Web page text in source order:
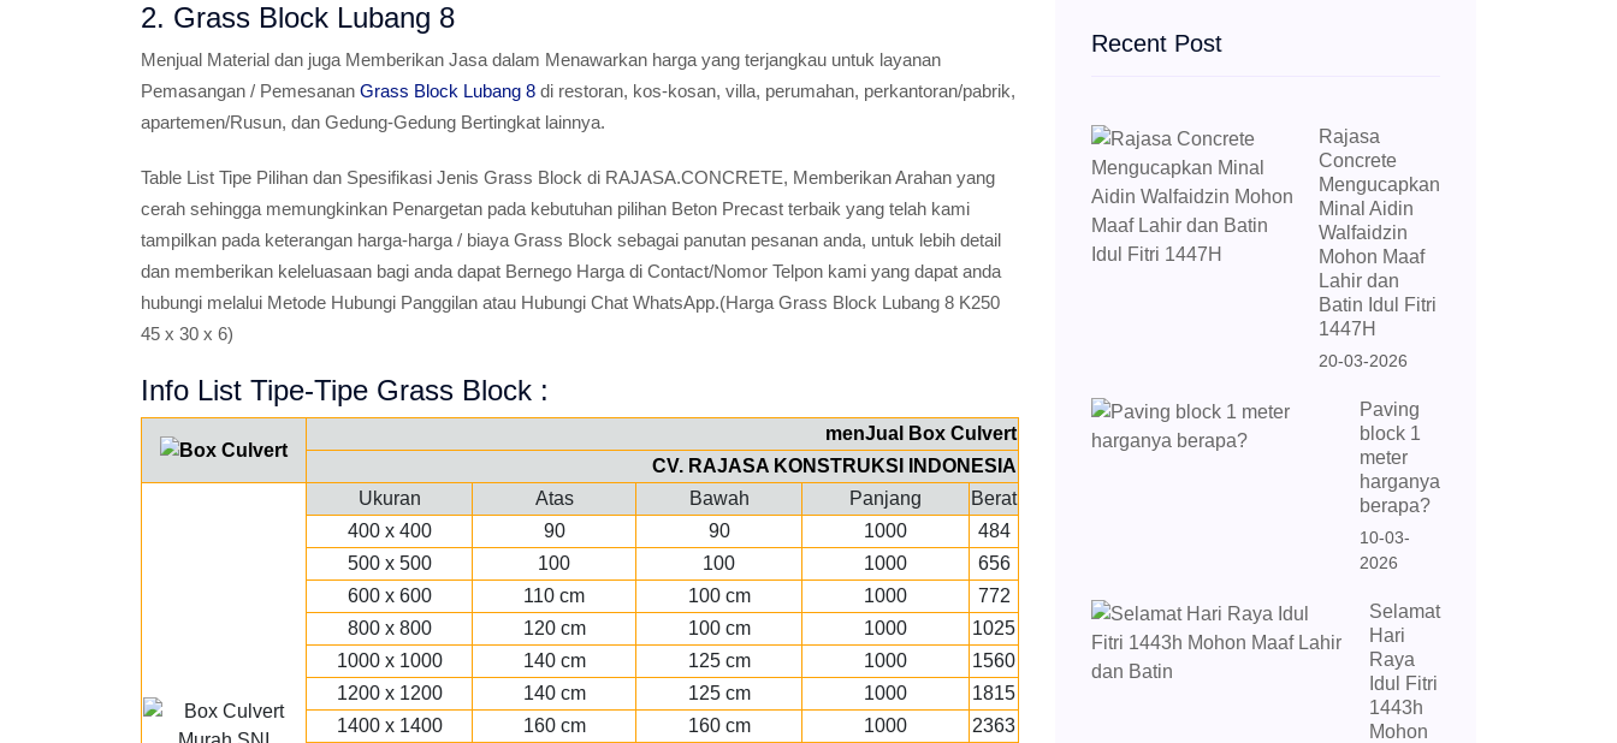
2. Grass Block Lubang 8
Menjual Material dan juga Memberikan Jasa dalam Menawarkan harga yang terjangkau untuk layanan
Pemasangan / Pemesanan Grass Block Lubang 8 di restoran, kos-kosan, villa, perumahan, perkantoran/pabrik,
apartemen/Rusun, dan Gedung-Gedung Bertingkat lainnya.
Table List Tipe Pilihan dan Spesifikasi Jenis Grass Block di RAJASA.CONCRETE, Memberikan Arahan yang
cerah sehingga memungkinkan Penargetan pada kebutuhan pilihan Beton Precast terbaik yang telah kami
tampilkan pada keterangan harga-harga / biaya Grass Block sebagai panutan pesanan anda, untuk lebih detail
dan memberikan keleluasaan bagi anda dapat Bernego Harga di Contact/Nomor Telpon kami yang dapat anda
hubungi melalui Metode Hubungi Panggilan atau Hubungi Chat WhatsApp.(Harga Grass Block Lubang 8 K250
45 x 30 x 6)
Info List Tipe-Tipe Grass Block :
menJual Box Culvert
CV. RAJASA KONSTRUKSI INDONESIA
Ukuran
Atas Bawah Panjang
Berat
400 x 400
90 90 1000
484
500 x 500
100 100 1000
656
600 x 600
110 cm 100 cm 1000
772
800 x 800
120 cm 100 cm 1000
1025
1000 x 1000
140 cm 125 cm 1000
1560
1200 x 1200
140 cm 125 cm 1000
1815
1400 x 1400
160 cm 160 cm 1000
2363
Recent Post
Rajasa
Concrete
Mengucapkan
Minal Aidin
Walfaidzin
Mohon Maaf
Lahir dan
Batin Idul Fitri
1447H
20-03-2026
Paving
block 1
meter
harganya
berapa?
10-03-
2026
Selamat
Hari
Raya
Idul Fitri
1443h
Mohon